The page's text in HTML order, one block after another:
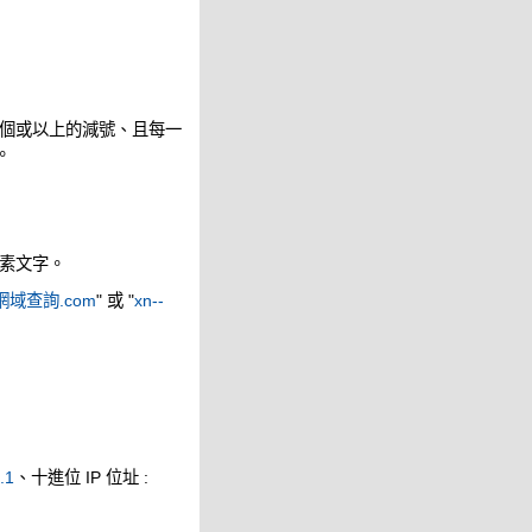
或以上的減號、且每一
文字。
域查詢.com" 或 "xn--
、十進位 IP 位址 :